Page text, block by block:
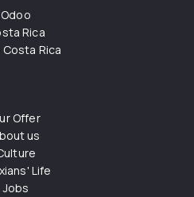
Odoo
Rica
Costa Rica
Offer
us
Life
Jobs